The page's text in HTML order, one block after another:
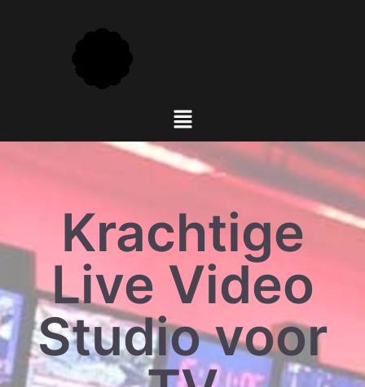
Krachtige
Live Video
Studio voor